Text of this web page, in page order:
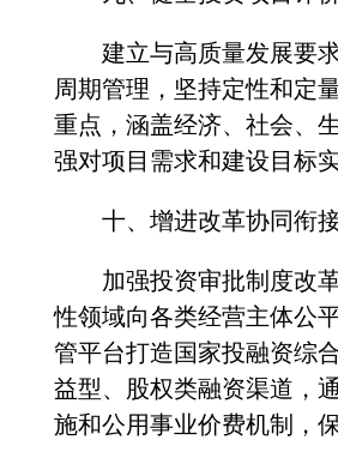
建立与高质量发展要求
周期管理，坚持定性和定
重点，涵盖经济、社会、
强对项目需求和建设目标
十、增进改革协同衔
加强投资审批制度改革
性领域向各类经营主体公
管平台打造国家投融资综
益型、股权类融资渠道，
施和公用事业价费机制，